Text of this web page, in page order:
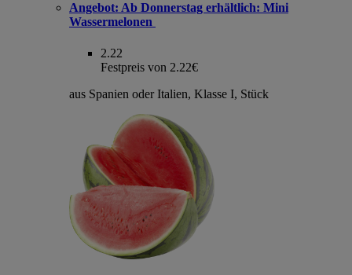
Angebot: Ab Donnerstag erhältlich: Mini
Wassermelonen
2.22
Festpreis von 2.22€
aus Spanien oder Italien, Klasse I, Stück